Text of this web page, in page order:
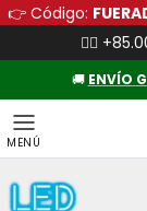
Ir al contenido
👉 Código:
👍🏻
🚚 ENVÍO
Ir directamente